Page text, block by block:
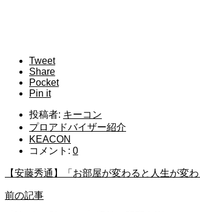
Tweet
Share
Pocket
Pin it
投稿者: キーコン
プロアドバイザー紹介
KEACON
コメント: 0
【安藤秀通】「お部屋が変わると人生が変
前の記事